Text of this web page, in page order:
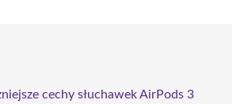
cechy słuchawek AirPods 3